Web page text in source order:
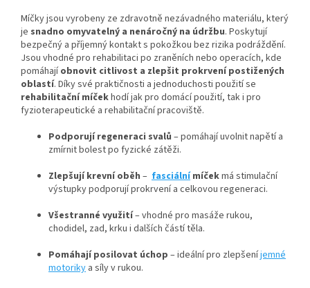
Míčky jsou vyrobeny ze zdravotně nezávadného materiálu, který
je snadno omyvatelný a nenáročný na údržbu. Poskytují
bezpečný a příjemný kontakt s pokožkou bez rizika podráždění.
Jsou vhodné pro rehabilitaci po zraněních nebo operacích, kde
pomáhajíobnovit citlivost a zlepšit prokrvení postižených
oblastí. Díky své praktičnosti a jednoduchosti použití se
rehabilitační míčekhodí jak pro domácí použití, tak i pro
fyzioterapeutické a rehabilitační pracoviště.
Podporují regeneraci svalů – pomáhají uvolnit napětí a
zmírnit bolest po fyzické zátěži.
Zlepšují krevní oběh – fasciálnímíčekmá stimulační
výstupky podporují prokrvení a celkovou regeneraci.
Všestranné využití– vhodné pro masáže rukou,
chodidel, zad, krku i dalších částí těla.
Pomáhají posilovat úchop – ideální pro zlepšeníjemné
motoriky a síly v rukou.